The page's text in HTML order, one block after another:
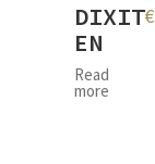
DIXIT
EN
Read
more
€